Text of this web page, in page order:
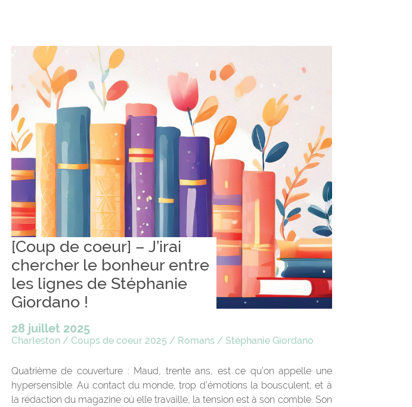
[Coup de coeur] – J’irai
chercher le bonheur entre
les lignes de Stéphanie
Giordano !
28 juillet 2025
Charleston/ Coups de coeur 2025 / Romans/ Stéphanie Giordano
Quatrième de couverture : Maud, trente ans, est ce qu’on appelle une
hypersensible. Au contact du monde, trop d’émotions la bousculent, et à
la rédaction du magazine où elle travaille, la tension est à son comble. Son